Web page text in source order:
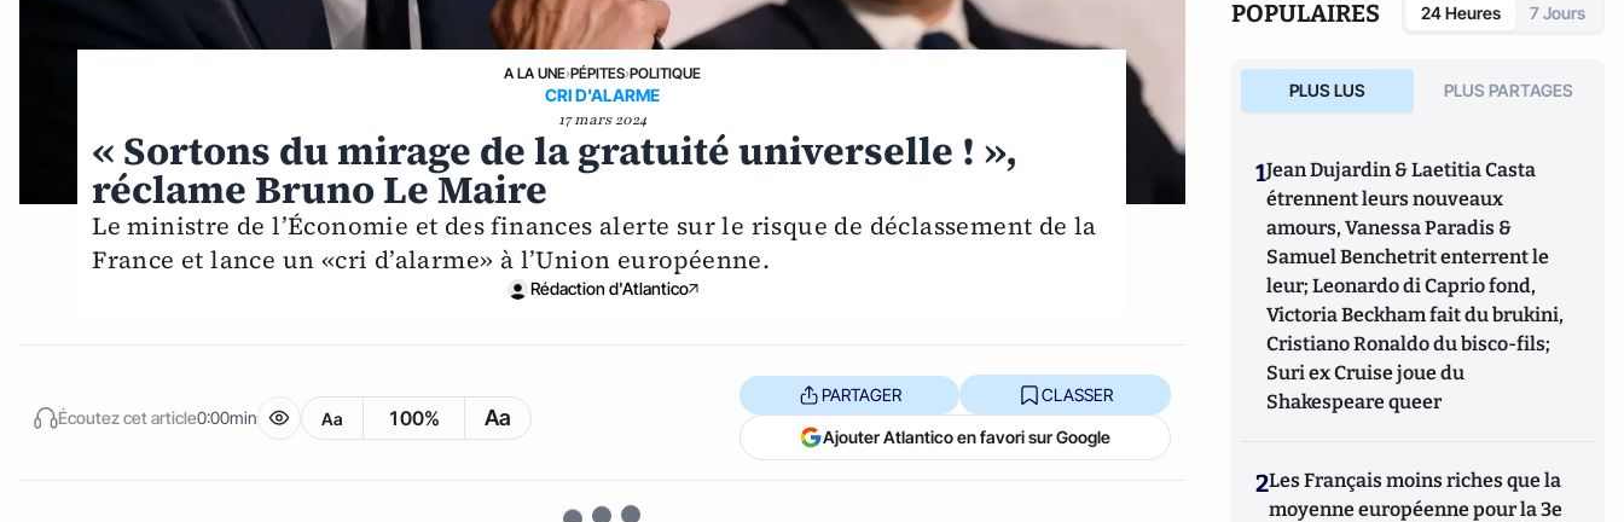
A LA UNE›PÉPITES›POLITIQUE
CRI D'ALARME
17 mars 2024
« Sortons du mirage de la gratuité universelle ! »,
réclame Bruno Le Maire
Le ministre de l’Économie et des finances alerte sur le risque de déclassement de la
France et lance un «cri d’alarme» à l’Union européenne.
Rédaction d'Atlantico
Écoutez cet article0:00min Aa 100% Aa
PARTAGER CLASSER
Ajouter Atlantico en favori sur Google
POPULAIRES 24 Heures 7 Jours
PLUS LUS PLUS PARTAGES
1Jean Dujardin & Laetitia Casta
étrennent leurs nouveaux
amours, Vanessa Paradis &
Samuel Benchetrit enterrent le
leur; Leonardo di Caprio fond,
Victoria Beckham fait du brukini,
Cristiano Ronaldo du bisco-fils;
Suri ex Cruise joue du
Shakespeare queer
2Les Français moins riches que la
moyenne européenne pour la 3e